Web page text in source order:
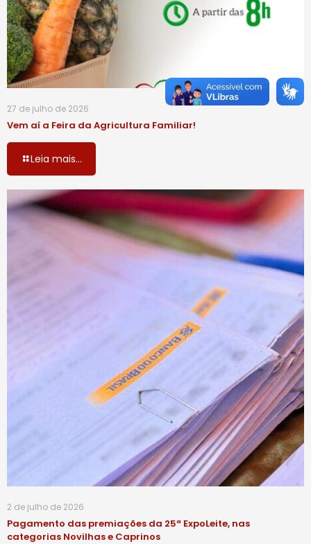
27 de julho de 2026
Vem aí a Feira da Agricultura Familiar!
Leia mais...
2 de julho de 2026
Pagamento das premiações da 25ª ExpoLeite, nas
categorias Novilhas e Caprinos